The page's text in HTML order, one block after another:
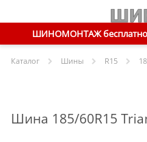
ШИНОМОНТАЖ
Каталог Шины R15
Шина 185/60R15